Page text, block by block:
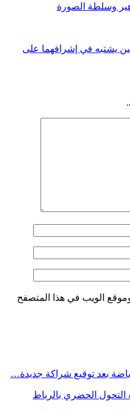
وسلطة الصورة
يشتبه في إشرافهما على
الويب في هذا المتصفح
بعد توقيع شراكة جديدة…
الحضري بالرباط